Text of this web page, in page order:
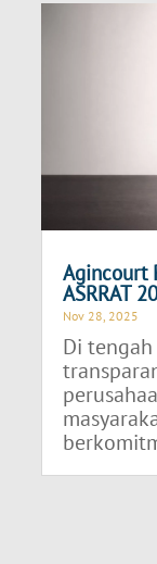
Agincourt
ASRRAT
Nov 28, 2025
Di